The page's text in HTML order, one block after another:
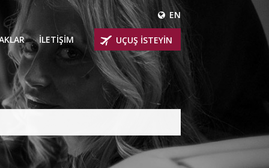
EN
UÇAKLAR
İLETİŞİM UÇUŞ İSTEYİN